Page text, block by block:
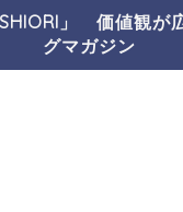
」 価値観が
グマガジン